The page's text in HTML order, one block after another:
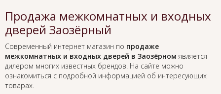
Продажа межкомнатных и входных
дверей Заозёрный
Современный интернет магазин по продаже
межкомнатных и входных дверей в Заозёрном является
дилером многих известных брендов. На сайте можно
ознакомиться с подробной информацией об интересующих
товарах.